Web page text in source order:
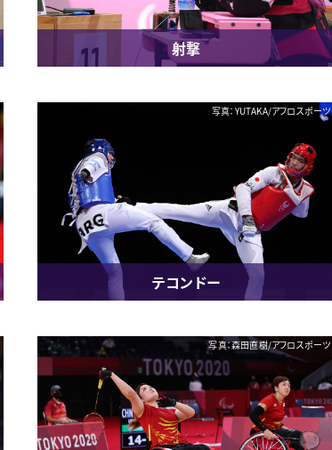
射撃
写真：YUTAKA/アフロスポーツ
テコンドー
写真：森田直樹/アフロスポーツ